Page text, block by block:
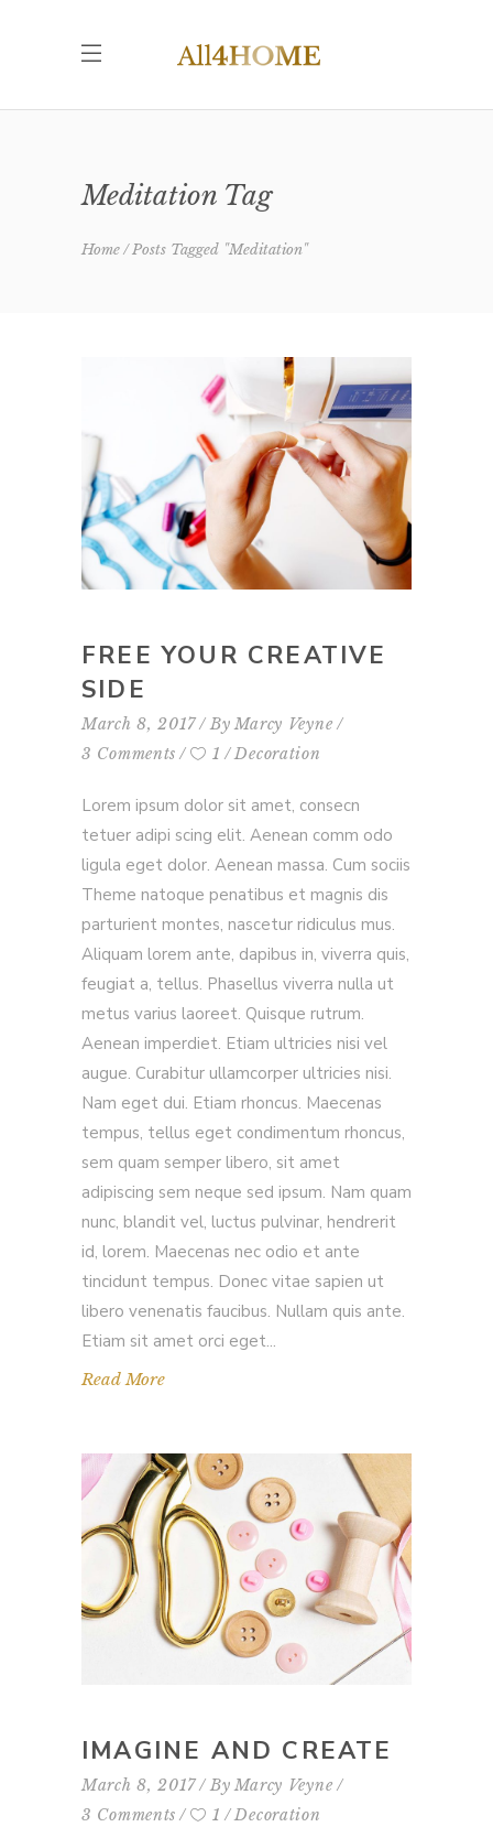
Meditation Tag
Home Posts Tagged "Meditation"
FREE YOUR CREATIVE
SIDE
March 8, 2017 By Marcy Veyne
3 Comments
1 Decoration
Lorem ipsum dolor sit amet, consecn
tetuer adipi scing elit. Aenean comm odo
ligula eget dolor. Aenean massa. Cum sociis
Theme natoque penatibus et magnis dis
parturient montes, nascetur ridiculus mus.
Aliquam lorem ante, dapibus in, viverra quis,
feugiat a, tellus. Phasellus viverra nulla ut
metus varius laoreet. Quisque rutrum.
Aenean imperdiet. Etiam ultricies nisi vel
augue. Curabitur ullamcorper ultricies nisi.
Nam eget dui. Etiam rhoncus. Maecenas
tempus, tellus eget condimentum rhoncus,
sem quam semper libero, sit amet
adipiscing sem neque sed ipsum. Nam quam
nunc, blandit vel, luctus pulvinar, hendrerit
id, lorem. Maecenas nec odio et ante
tincidunt tempus. Donec vitae sapien ut
libero venenatis faucibus. Nullam quis ante.
Etiam sit amet orci eget
Read More
IMAGINE AND CREATE
March 8, 2017 By Marcy Veyne
3 Comments
1 Decoration